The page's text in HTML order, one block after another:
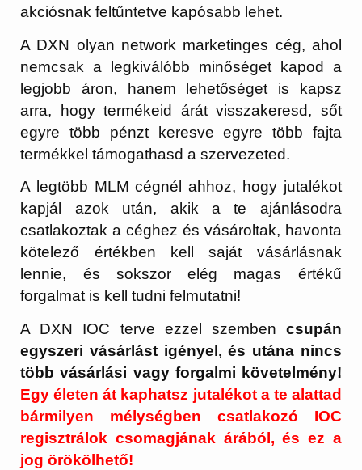
akciósnak feltűntetve kapósabb lehet.
A DXN olyan network marketinges cég, ahol
nemcsak a legkiválóbb minőséget kapod a
legjobb áron, hanem lehetőséget is kapsz
arra, hogy termékeid árát visszakeresd, sőt
egyre több pénzt keresve egyre több fajta
termékkel támogathasd a szervezeted.
A legtöbb MLM cégnél ahhoz, hogy jutalékot
kapjál azok után, akik a te ajánlásodra
csatlakoztak a céghez és vásároltak, havonta
kötelező értékben kell saját vásárlásnak
lennie, és sokszor elég magas értékű
forgalmat is kell tudni felmutatni!
A DXN IOC terve ezzel szemben csupán
egyszeri vásárlást igényel, és utána nincs
több vásárlási vagy forgalmi követelmény!
Egy életen át kaphatsz jutalékot a te alattad
bármilyen mélységben csatlakozó IOC
regisztrálok csomagjának árából, és ez a
jog örökölhető!